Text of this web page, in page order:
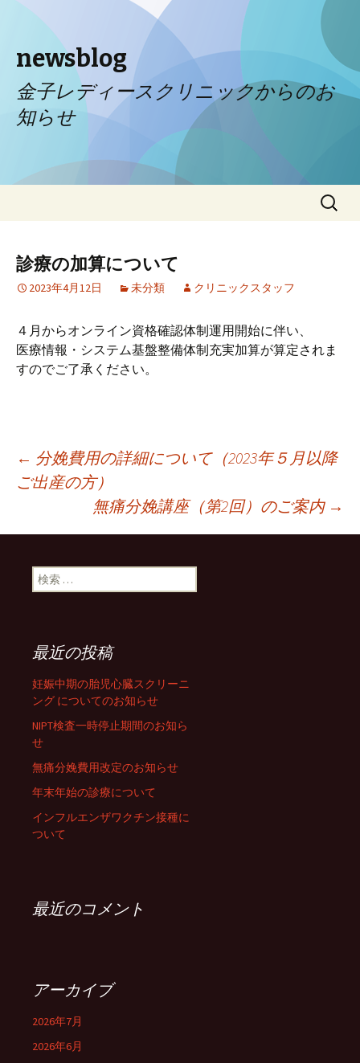
newsblog
金子レディースクリニックからのお
知らせ
検
診療の加算について
2023年4月12日 未分類 クリニックスタッフ
４月からオンライン資格確認体制運用開始に伴い、
医療情報・システム基盤整備体制充実加算が算定されま
すのでご了承ください。
投稿ナビゲーション
← 分娩費用の詳細について（2023年５月以降
ご出産の方）
無痛分娩講座（第2回）のご案内 →
検索:
最近の投稿
妊娠中期の胎児心臓スクリーニ
ング についてのお知らせ
NIPT検査一時停止期間のお知ら
せ
無痛分娩費用改定のお知らせ
年末年始の診療について
インフルエンザワクチン接種に
ついて
最近のコメント
アーカイブ
2026年7月
2026年6月